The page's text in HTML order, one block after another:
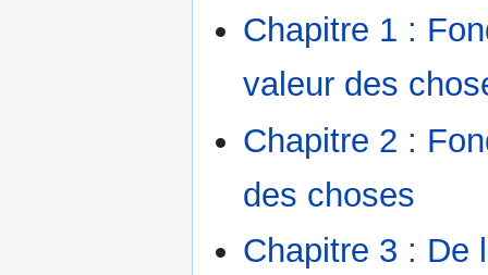
Chapitre 1 :
valeur des
Chapitre 2 :
des choses
Chapitre 3 : De